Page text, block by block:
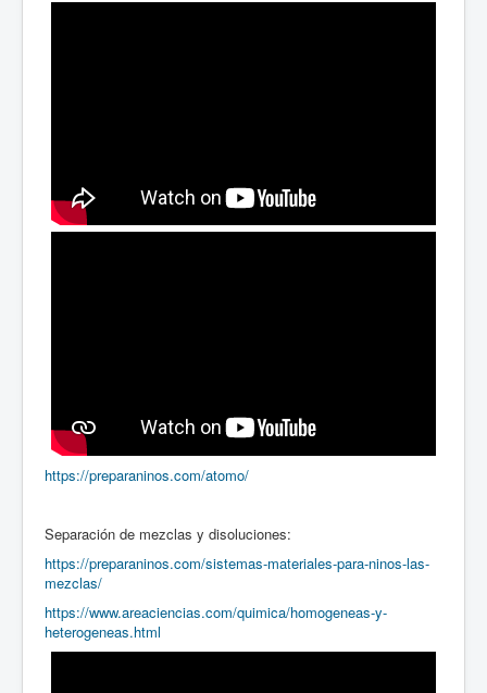
https://preparaninos.com/atomo/
Separación de mezclas y disoluciones:
https://preparaninos.com/sistemas-materiales-para-ninos-las-
mezclas/
https://www.areaciencias.com/quimica/homogeneas-y-
heterogeneas.html